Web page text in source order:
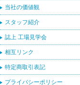
当社の価値観
スタッフ紹介
誌上 工場見学会
相互リンク
特定商取引表記
プライバシーポリシー